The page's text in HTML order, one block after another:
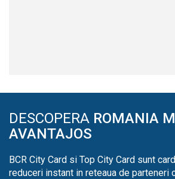
DESCOPERA ROMANIA
AVANTAJOS
BCR City Card si Top City Card sunt
reduceri instant in reteaua de parteneri